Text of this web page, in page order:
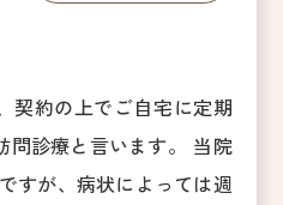
契約の上でご自宅に定期
問診療と言います。 当院
すが、病状によっては週